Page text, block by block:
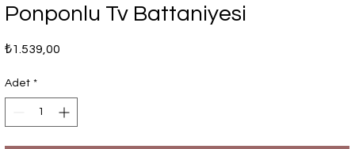
Ponponlu Tv Battaniyesi
₺1.539,00
Adet *